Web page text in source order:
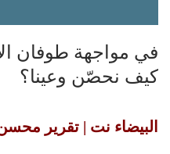
في مواجهة طوفان
كيف نحصّن وعينا؟
البيضاء نت | تقرير